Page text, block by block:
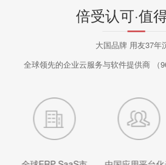
倍受认可·值
大国品牌 用友37年
全球领先的企业云服务与软件提供商